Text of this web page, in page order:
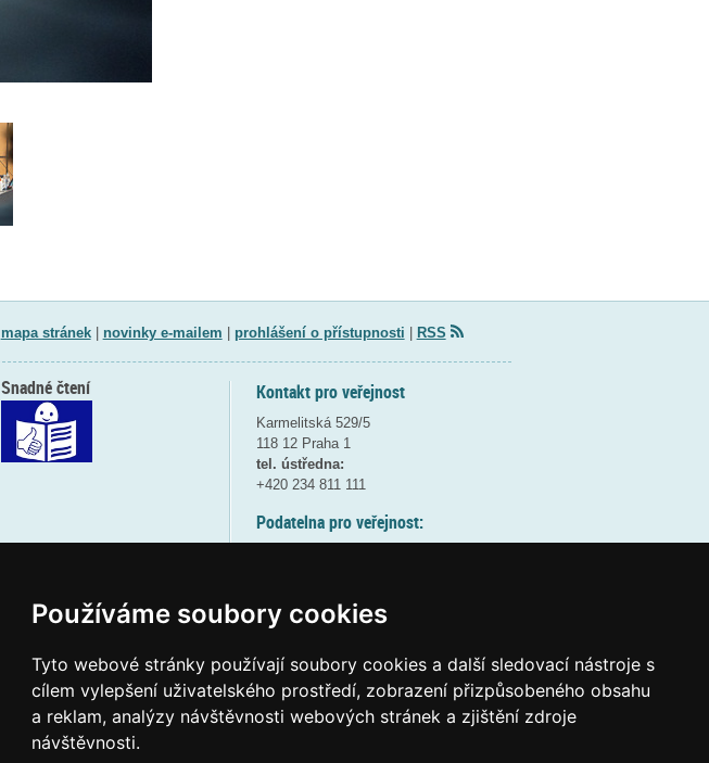
Používáme soubory cookies
Tyto webové stránky používají soubory cookies a další sledovací nástroje s
cílem vylepšení uživatelského prostředí, zobrazení přizpůsobeného obsahu
a reklam, analýzy návštěvnosti webových stránek a zjištění zdroje
návštěvnosti.
mapa stránek| novinky e-mailem prohlášení o přístupnosti RSS
Kontakt pro veřejnost
Karmelitská 529/5
118 12 Praha 1
tel. ústředna:
+420 234 811 111
Podatelna pro veřejnost:
(více informací
Elektronická podatelna:
posta@msmtgov cz
Snadné čtení